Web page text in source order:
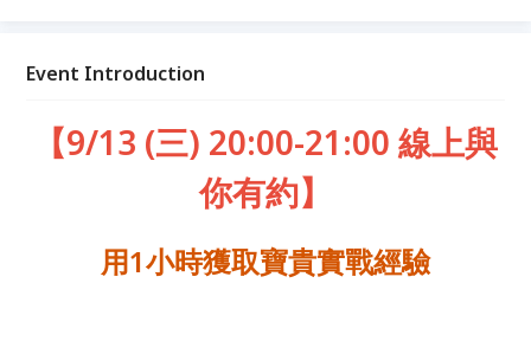
Event Introduction
【9/13 (三) 20:00-21:00 線上與
你有約】
用1小時獲取寶貴實戰經驗